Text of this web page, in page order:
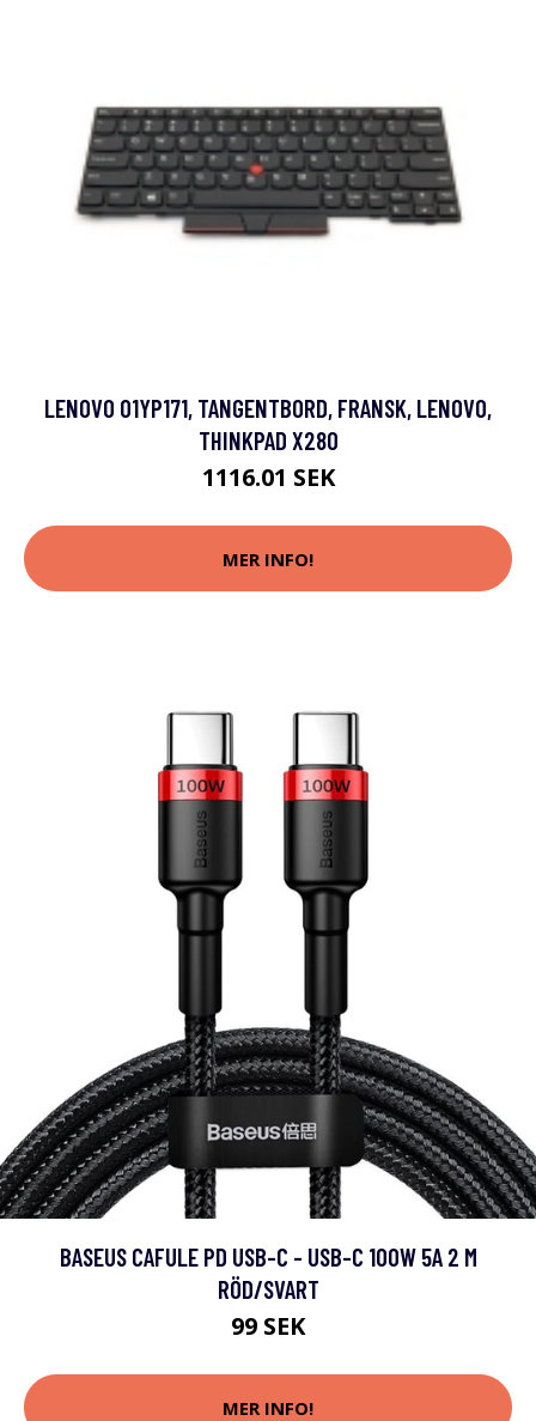
LENOVO 01YP171, TANGENTBORD, FRANSK, LENOVO,
THINKPAD X280
1116.01 SEK
MER INFO!
BASEUS CAFULE PD USB-C - USB-C 100W 5A 2 M
RÖD/SVART
99 SEK
MER INFO!